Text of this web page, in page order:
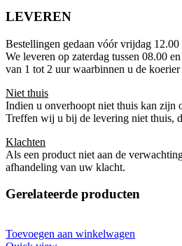
LEVEREN
Bestellingen gedaan vóór vrijdag
We leveren op zaterdag tussen 08.00
van 1 tot 2 uur waarbinnen u de
Niet thuis
Indien u onverhoopt niet thuis kan zijn
Treffen wij u bij de levering niet thuis,
Klachten
Als een product niet aan de
afhandeling van uw klacht.
Gerelateerde producten
Toevoegen aan winkelwagen